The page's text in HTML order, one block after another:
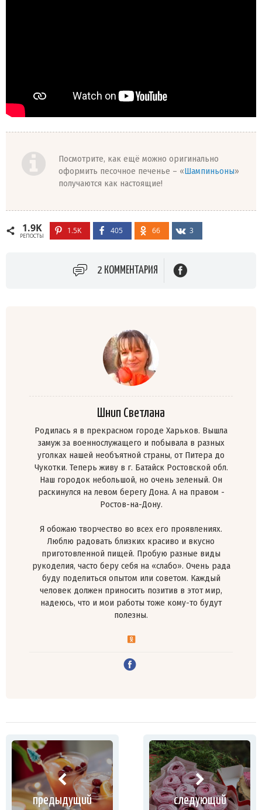
Посмотрите, как ещё можно оригинально
оформить песочное печенье – «Шампиньоны»
получаются как настоящие!
1.9K
РЕПОСТЫ
1.5K 405 66 3
2 КОММЕНТАРИЯ
Шнип Светлана
Родилась я в прекрасном городе Харьков. Вышла
замуж за военнослужащего и побывала в разных
уголках нашей необъятной страны, от Питера до
Чукотки. Теперь живу в г. Батайск Ростовской обл.
Наш городок небольшой, но очень зеленый. Он
раскинулся на левом берегу Дона. А на правом -
Ростов-на-Дону.
Я обожаю творчество во всех его проявлениях.
Люблю радовать близких красиво и вкусно
приготовленной пищей. Пробую разные виды
рукоделия, часто беру себя на «слабо». Очень рада
буду поделиться опытом или советом. Каждый
человек должен приносить позитив в этот мир,
надеюсь, что и мои работы тоже кому-то будут
полезны.
предыдущий следующий